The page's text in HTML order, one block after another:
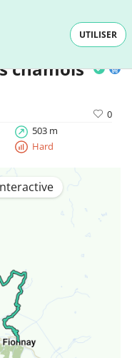
UTILISER
chamois
0
503 m
Hard